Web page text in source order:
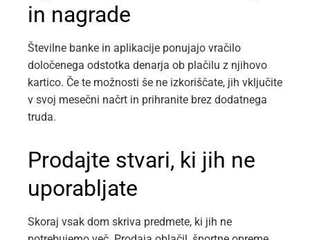
in nagrade
Številne banke in aplikacije ponujajo vračilo
določenega odstotka denarja ob plačilu z njihovo
kartico. Če te možnosti še ne izkoriščate, jih vključite
v svoj mesečni načrt in prihranite brez dodatnega
truda.
Prodajte stvari, ki jih ne
uporabljate
Skoraj vsak dom skriva predmete, ki jih ne